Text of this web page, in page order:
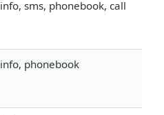
info, sms, phonebook, call
info, phonebook